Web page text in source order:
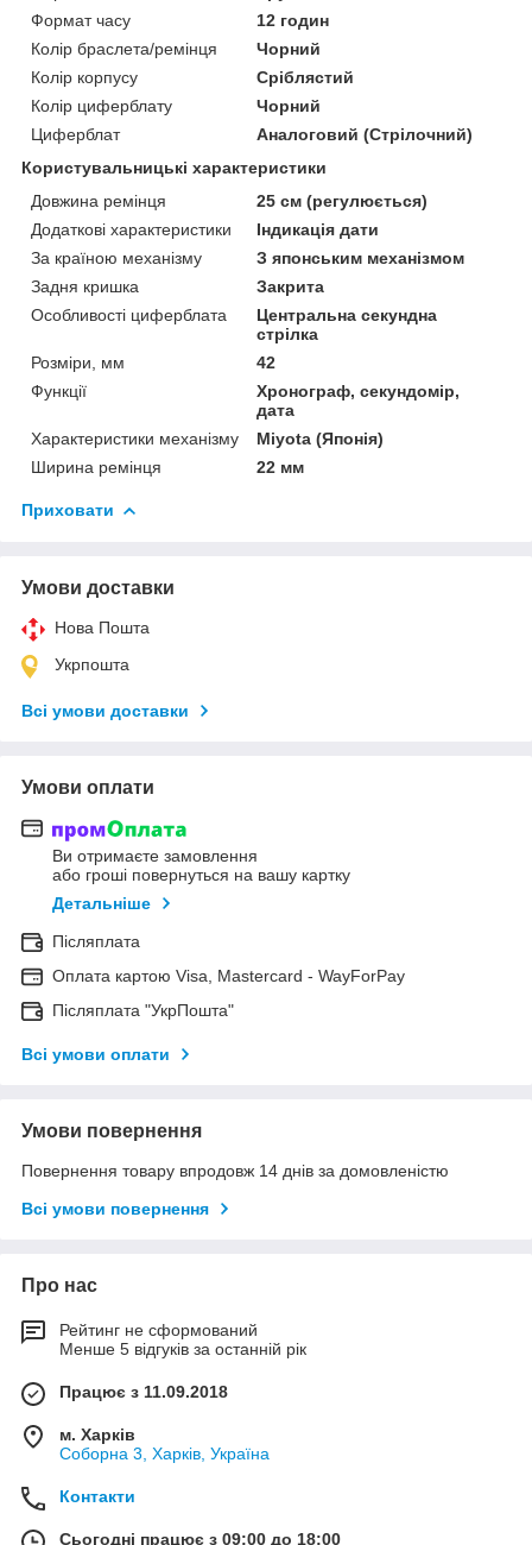
Формат часу
12 годин
Колір браслета/ремінця
Чорний
Колір корпусу
Сріблястий
Колір циферблату
Чорний
Циферблат
Аналоговий (Стрілочний)
Користувальницькі характеристики
Довжина ремінця
25 см (регулюється)
Додаткові характеристики
Індикація дати
За країною механізму
З японським механізмом
Задня кришка
Закрита
Особливості циферблата
Центральна секундна
стрілка
Розміри, мм
42
Функції
Хронограф, секундомір,
дата
Характеристики механізму
Miyota (Японія)
Ширина ремінця
22 мм
Приховати
Умови доставки
Нова Пошта
Укрпошта
Всі умови доставки
Умови оплати
Ви отримаєте замовлення
або гроші повернуться на вашу картку
Детальніше
Післяплата
Оплата картою Visa, Mastercard - WayForPay
Післяплата "УкрПошта"
Всі умови оплати
Умови повернення
Повернення товару впродовж 14 днів за домовленістю
Всі умови повернення
Про нас
Рейтинг не сформований
Менше 5 відгуків за останній рік
Працює з 11.09.2018
м. Харків
Соборна 3, Харків, Україна
Контакти
Сьогодні працює з 09:00 до 18:00